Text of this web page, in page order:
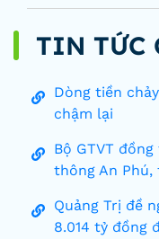
TIN
Dòng tiền
chậm lại
Bộ GTVT
thông An
Quảng Trị đề
8.014 tỷ đồng